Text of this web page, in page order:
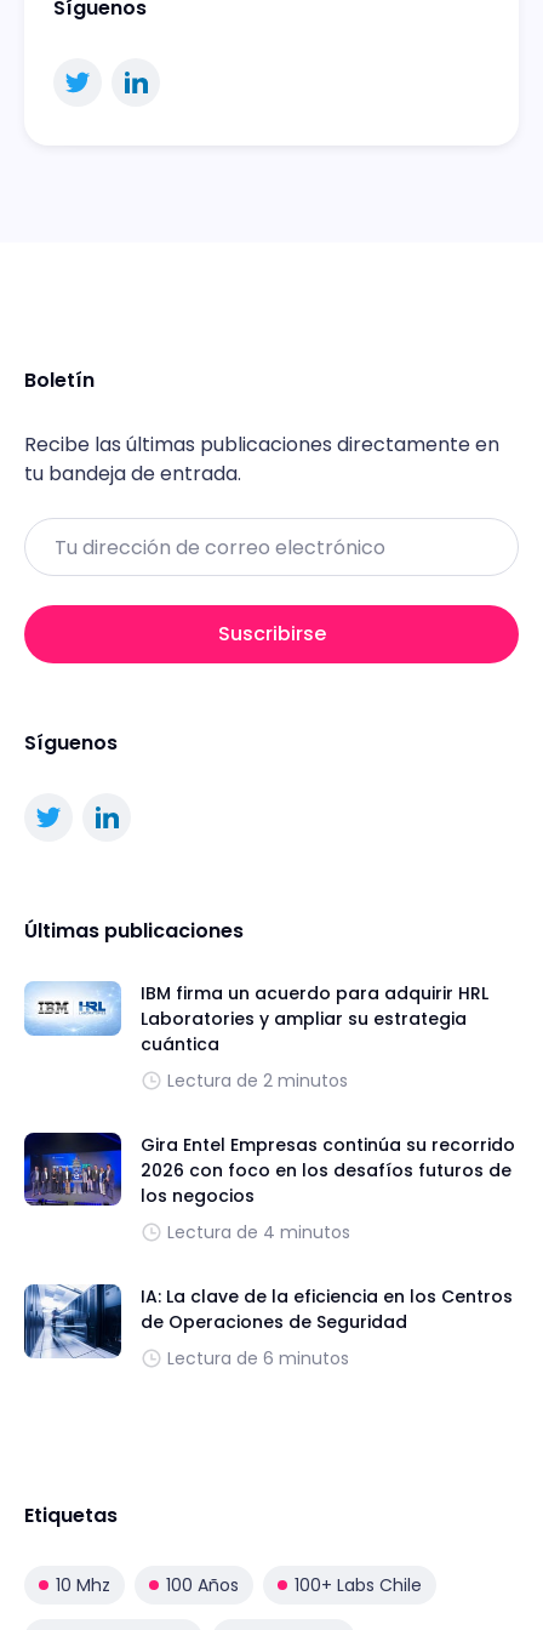
Síguenos
Boletín
Recibe las últimas publicaciones directamente en
tu bandeja de entrada.
Email
Suscribirse
Síguenos
Últimas publicaciones
IBM firma un acuerdo para adquirir HRL
Laboratories y ampliar su estrategia
cuántica
Lectura de 2 minutos
Gira Entel Empresas continúa su recorrido
2026 con foco en los desafíos futuros de
los negocios
Lectura de 4 minutos
IA: La clave de la eficiencia en los Centros
de Operaciones de Seguridad
Lectura de 6 minutos
Etiquetas
10 Mhz 100 Años 100+ Labs Chile